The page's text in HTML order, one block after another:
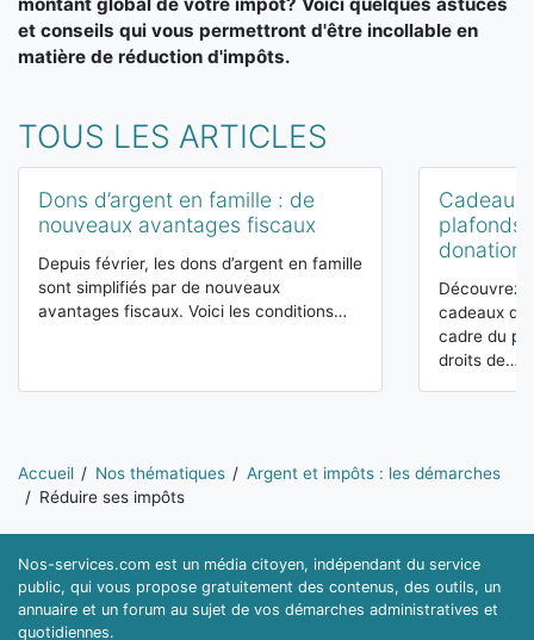
et conseils qui vous permettront d'être incollable en
matière de réduction d'impôts.
TOUS LES ARTICLES
Dons d’argent en famille : de
nouveaux avantages fiscaux
Depuis février, les dons d’argent en famille
sont simplifiés par de nouveaux
avantages fiscaux. Voici les conditions…
Cadeaux
plafonds
donation
Découvrez
cadeaux de
cadre du
droits de…
Vous êtes ici:
Accueil Nos thématiques
Argent et impôts : les démarches
Réduire ses impôts
Nos-services.com est un média citoyen, indépendant du service
public, qui vous propose gratuitement des contenus, des outils, un
annuaire et un forum au sujet de vos démarches administratives et
quotidiennes.